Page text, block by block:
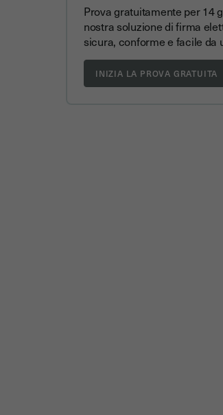
Prova gratuitamente per 14
nostra soluzione di firma
sicura, conforme e facile da